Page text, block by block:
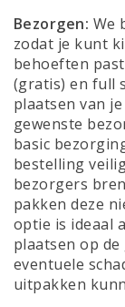
Bezorgen: We
zodat je kunt
behoeften
(gratis) en full
plaatsen van
gewenste
basic
bestelling
bezorgers
pakken deze
optie is ideaal
plaatsen op
eventuele
uitpakken